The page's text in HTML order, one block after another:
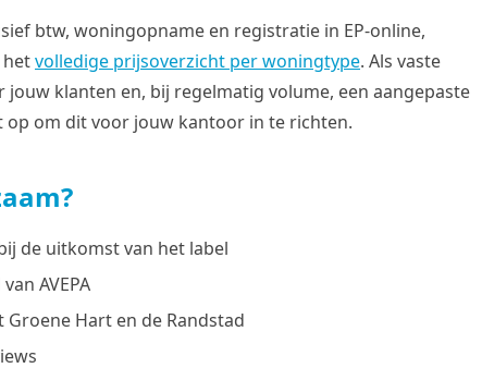
btw, woningopname en registratie in EP-online,
hetvolledige prijsoverzicht per woningtype. Als vaste
klanten en, bij regelmatig volume, een aangepaste
om dit voor jouw kantoor in te richten.
de uitkomst van het label
AVEPA
Hart en de Randstad